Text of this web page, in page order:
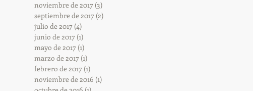
noviembre de 2017 (3)
septiembre de 2017 (2)
julio de 2017 (4)
junio de 2017 (1)
mayo de 2017 (1)
marzo de 2017 (1)
febrero de 2017 (1)
noviembre de 2016 (1)